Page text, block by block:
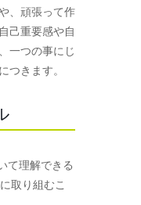
、頑張って作
己重要感や自
一つの事にじ
つきます。
て理解できる
取り組むこ